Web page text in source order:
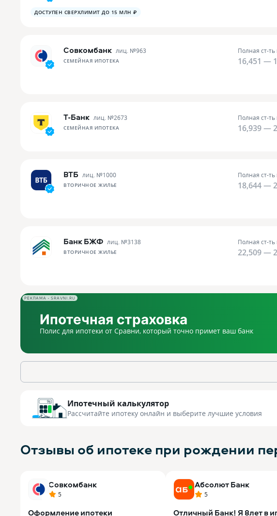
ДОСТУПЕН СВЕРХЛИМИТ ДО 15 МЛН ₽
Совкомбанк лиц. №963
СЕМЕЙНАЯ ИПОТЕКА
Полная ст-ть
16,451 —
Т-Банк лиц. №2673
СЕМЕЙНАЯ ИПОТЕКА
Полная ст-ть
16,939 —
ВТБ лиц. №1000
ВТОРИЧНОЕ ЖИЛЬЕ
Полная ст-ть
18,644 —
Банк БЖФ лиц. №3138
ВТОРИЧНОЕ ЖИЛЬЕ
Полная ст-ть
22,509 —
РЕКЛАМА • SRAVNI.RU
Ипотечный калькулятор
Рассчитайте ипотеку онлайн и выберите лучшие условия
Отзывы об ипотеке при рождении
Совкомбанк
5
Оформление ипотеки
Абсолют Банк
5
Отличный Банк! Я 8лет в